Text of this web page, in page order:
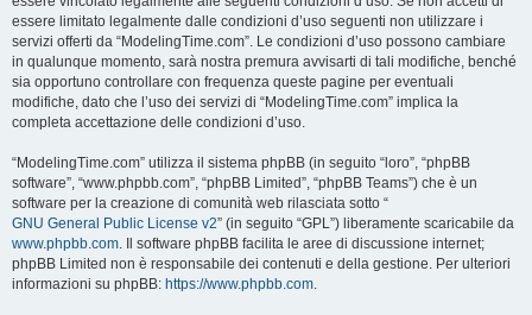
essere limitato legalmente dalle condizioni d’uso seguenti non utilizzare i
servizi offerti da “ModelingTime.com”. Le condizioni d’uso possono cambiare
in qualunque momento, sarà nostra premura avvisarti di tali modifiche, benché
sia opportuno controllare con frequenza queste pagine per eventuali
modifiche, dato che l’uso dei servizi di “ModelingTime.com” implica la
completa accettazione delle condizioni d’uso.
“ModelingTime.com” utilizza il sistema phpBB (in seguito “loro”, “phpBB
software”, “www.phpbb.com”, “phpBB Limited”, “phpBB Teams”) che è un
software per la creazione di comunità web rilasciata sotto “
GNU General Public License v2” (in seguito “GPL”) liberamente scaricabile da
www.phpbb.com. Il software phpBB facilita le aree di discussione internet;
phpBB Limited non è responsabile dei contenuti e della gestione. Per ulteriori
informazioni su phpBB: https://www.phpbb.com.